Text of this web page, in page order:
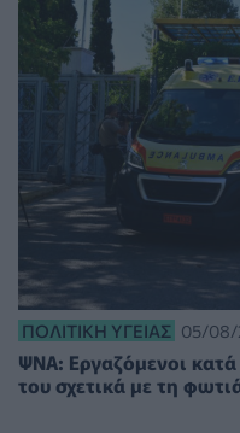
ΠΟΛΙΤΙΚΉ ΥΓΕΊΑΣ 05/08/
ΨΝΑ: Εργαζόμενοι
του σχετικά με τη